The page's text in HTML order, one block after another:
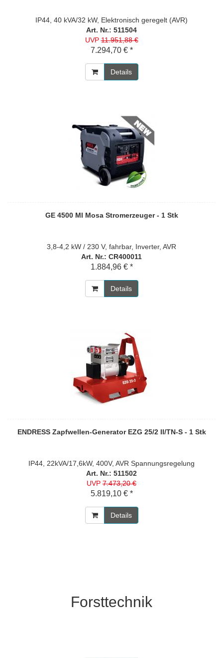
IP44, 40 kVA/32 kW, Elektronisch geregelt (AVR)
Art. Nr.: 511504
UVP11.951,88 €
7.294,70 € *
Details
GE 4500 MI Mosa Stromerzeuger - 1 Stk
3,8-4,2 kW / 230 V, fahrbar, Inverter, AVR
Art. Nr.: CR400011
1.884,96 € *
Details
ENDRESS Zapfwellen-Generator EZG 25/2 II/TN-S - 1 Stk
IP44, 22kVA/17,6kW, 400V, AVR Spannungsregelung
Art. Nr.: 511502
UVP 7.473,20 €
5.819,10 € *
Details
Forsttechnik